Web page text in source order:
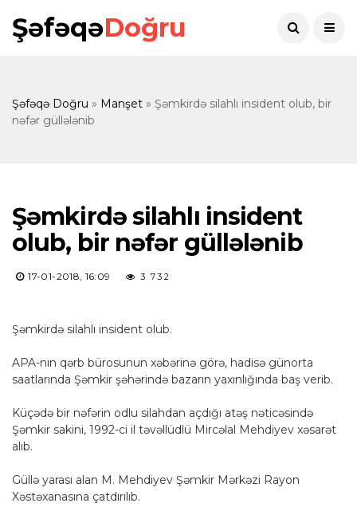
ŞəfəqəDoğru
Şəfəqə Doğru » Manşet » Şəmkirdə silahlı insident olub, bir
nəfər güllələnib
Şəmkirdə silahlı insident
olub, bir nəfər güllələnib
17-01-2018, 16:09 3 732
Şəmkirdə silahlı insident olub.
APA-nın qərb bürosunun xəbərinə görə, hadisə günorta
saatlarında Şəmkir şəhərində bazarın yaxınlığında baş verib.
Küçədə bir nəfərin odlu silahdan açdığı atəş nəticəsində
Şəmkir sakini, 1992-ci il təvəllüdlü Mircəlal Mehdiyev xəsarət
alıb.
Güllə yarası alan M. Mehdiyev Şəmkir Mərkəzi Rayon
Xəstəxanasına çatdırılıb.